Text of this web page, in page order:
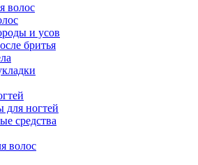
волос
и усов
бритья
для ногтей
средства
волос